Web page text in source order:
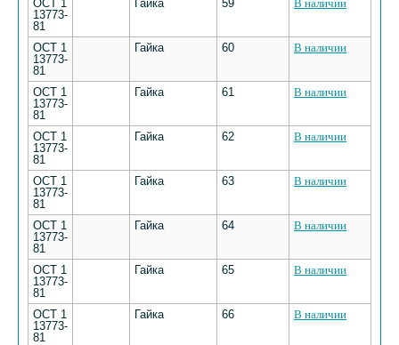
ОСТ 1
13773-
81
Гайка 59 В наличии
ОСТ 1
13773-
81
Гайка 60 В наличии
ОСТ 1
13773-
81
Гайка 61 В наличии
ОСТ 1
13773-
81
Гайка 62 В наличии
ОСТ 1
13773-
81
Гайка 63 В наличии
ОСТ 1
13773-
81
Гайка 64 В наличии
ОСТ 1
13773-
81
Гайка 65 В наличии
ОСТ 1
13773-
81
Гайка 66 В наличии